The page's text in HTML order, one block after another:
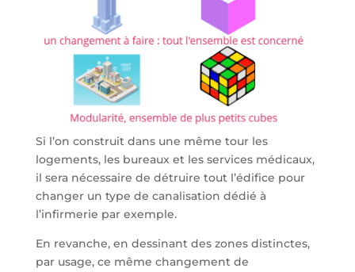
Si l’on construit dans une même tour les
logements, les bureaux et les services médicaux,
il sera nécessaire de détruire tout l’édifice pour
changer un type de canalisation dédié à
l’infirmerie par exemple.
En revanche, en dessinant des zones distinctes,
par usage, ce même changement de